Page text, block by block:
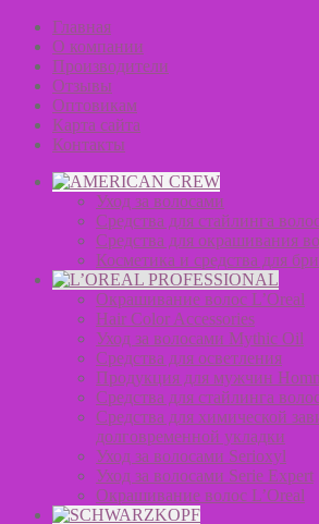
Главная
О компании
Производители
Отзывы
Оптовикам
Карта сайта
Контакты
Уход за волосами
Средства для стайлинга
Средства для окрашивания
Косметика и средства для
Окрашивание волос L’Oreal
Hair Color Accessories
Уход за волосами Mythic Oil
Средства для осветления
Продукция для мужчин
Средства для стайлинга
Средства для химической
долговременной укладки
Уход за волосами Serioxyl
Уход за волосами Serie Expert
Окрашивание волос L’Oreal